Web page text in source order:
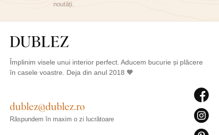
noutăți.
Împlinim visele unui interior perfect. Aducem bucurie și plăcere
în casele voastre. Deja din anul 2018 🧡
dublez@dublez.ro
Răspundem în maxim o zi lucrătoare